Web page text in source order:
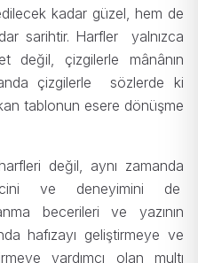
kadar güzel, hem de
sarihtir. Harfler yalnızca
değil, çizgilerle mânânın
çizgilerle sözlerde ki
tablonun esere dönüşme
değil, aynı zamanda
ve deneyimini de
becerileri ve yazının
hafızayı geliştirmeye ve
yardımcı olan multı